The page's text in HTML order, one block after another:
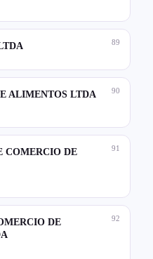
89
90
ALIMENTOS LTDA
91
COMERCIO DE
92
DE